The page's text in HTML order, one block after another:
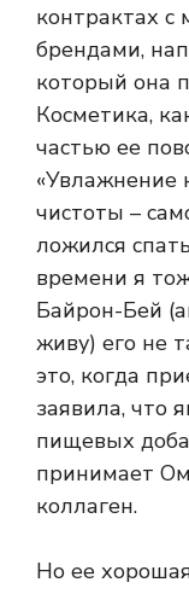
контрактах
брендами,
который она
Косметика,
частью ее
«Увлажнение
чистоты –
ложился
времени я
Байрон-Бей
живу) его не
это, когда
заявила, что
пищевых
принимает
коллаген.
Но ее